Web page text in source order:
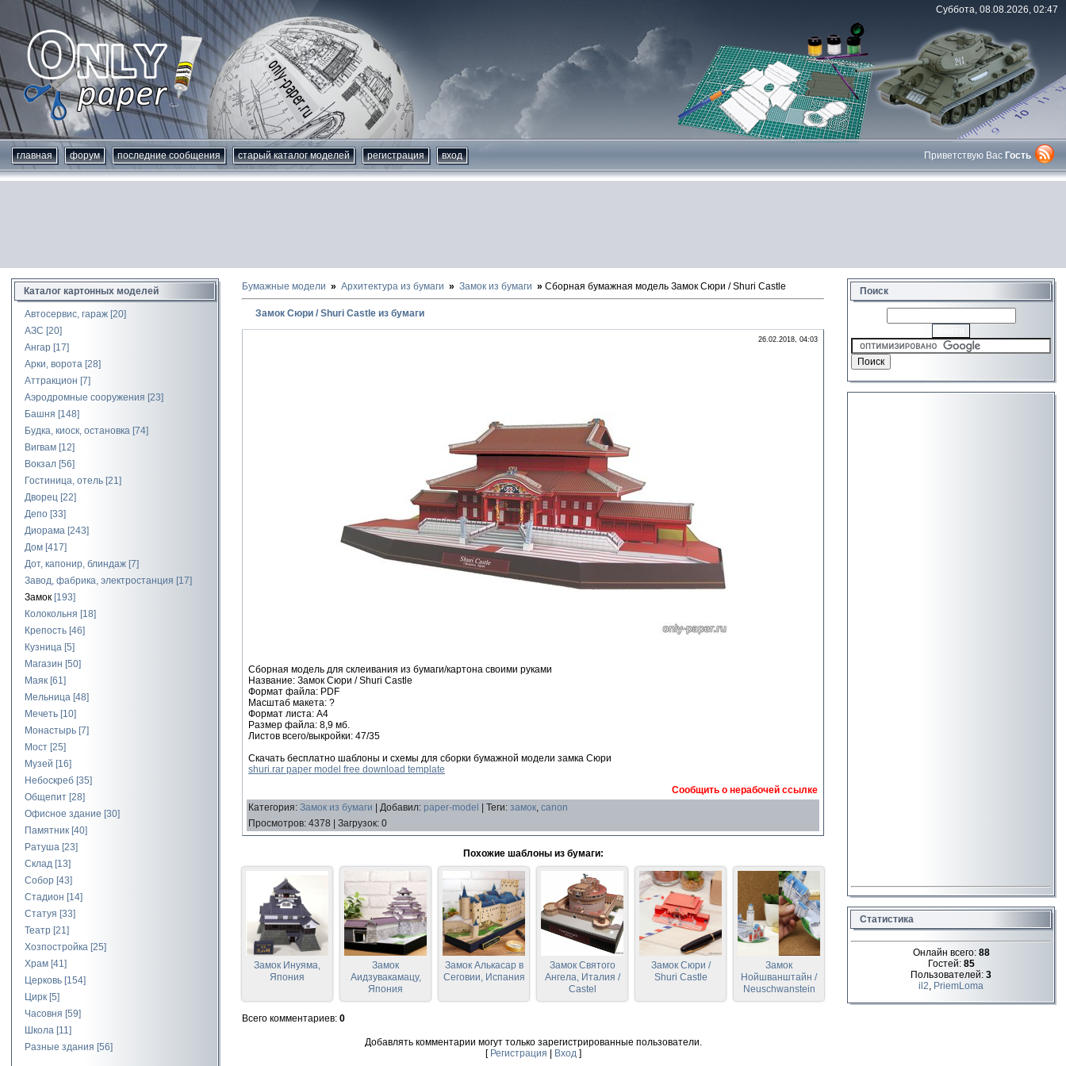
Суббота, 08.08.2026, 02:47
главная форум последние сообщения старый каталог моделей регистрация вход Приветствую Вас Гость
Каталог картонных моделей
Автосервис, гараж [20]
АЗС [20]
Ангар [17]
Арки, ворота [28]
Аттракцион [7]
Аэродромные сооружения [23]
Башня [148]
Будка, киоск, остановка [74]
Вигвам [12]
Вокзал [56]
Гостиница, отель [21]
Дворец [22]
Депо [33]
Диорама [243]
Дом [417]
Дот, капонир, блиндаж [7]
Завод, фабрика, электростанция [17]
Замок [193]
Колокольня [18]
Крепость [46]
Кузница [5]
Магазин [50]
Маяк [61]
Мельница [48]
Мечеть [10]
Монастырь [7]
Мост [25]
Музей [16]
Небоскреб [35]
Общепит [28]
Офисное здание [30]
Памятник [40]
Ратуша [23]
Склад [13]
Собор [43]
Стадион [14]
Статуя [33]
Театр [21]
Хозпостройка [25]
Храм [41]
Церковь [154]
Цирк [5]
Часовня [59]
Школа [11]
Разные здания [56]
Бумажные модели Архитектура из бумаги Замок из бумаги Сборная бумажная модель Замок Сюри / Shuri Castle
Замок Сюри / Shuri Castle из бумаги
26.02.2018, 04:03
Сборная модель для склеивания из бумаги/картона своими руками
Название: Замок Сюри / Shuri Castle
Формат файла: PDF
Масштаб макета: ?
Формат листа: А4
Размер файла: 8,9 мб.
Листов всего/выкройки: 47/35
Скачать бесплатно шаблоны и схемы для сборки бумажной модели замка Сюри
shuri.rar paper model free download template
Сообщить о нерабочей ссылке
Категория: Замок из бумаги Добавил: paper-model Теги: замок, canon
Просмотров: 4378 Загрузок: 0
Похожие шаблоны из бумаги:
Замок Инуяма,
Япония
Замок
Аидзувакамацу,
Япония
Замок Алькасар в
Сеговии, Испания
Замок Святого
Ангела, Италия /
Castel
Sant’Angelo, Italy
Замок Сюри /
Shuri Castle
Замок
Нойшванштайн /
Neuschwanstein
Castle (Canon)
Всего комментариев: 0
Добавлять комментарии могут только зарегистрированные пользователи.
[ Регистрация Вход]
Поиск
Статистика
Онлайн всего: 88
Гостей: 85
Пользователей: 3
il2, PriemLoma